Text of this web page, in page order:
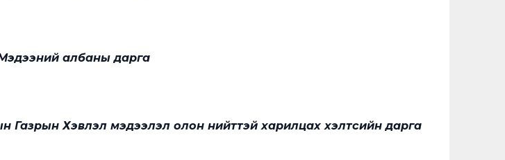
албаны дарга
Газрын Хэвлэл мэдээлэл олон нийттэй харилцах хэлтсийн дарга